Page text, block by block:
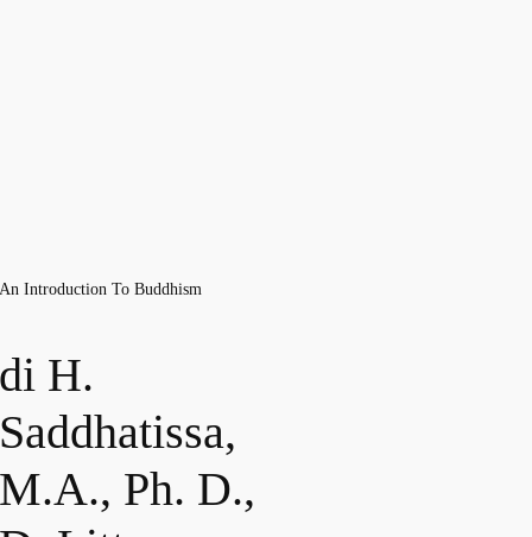
An Introduction To Buddhism
di H.
M.A., Ph. D.,